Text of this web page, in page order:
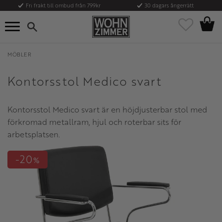
Meny
Fri frakt till ombud från 799kr 30 dagars ångerrätt
Favoriter
MÖBLER
Kontorsstol Medico svart
Kontorsstol Medico svart är en höjdjusterbar stol med
förkromad metallram, hjul och roterbar sits för
arbetsplatsen.
20%